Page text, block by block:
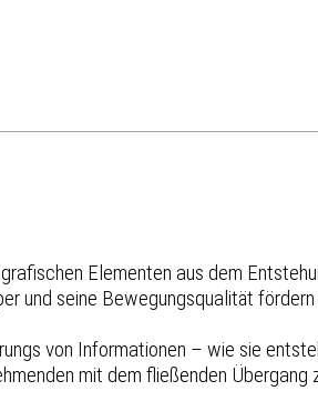
Elementen aus dem
und seine Bewegungsqualität fördern
von Informationen – wie sie
mit dem fließenden